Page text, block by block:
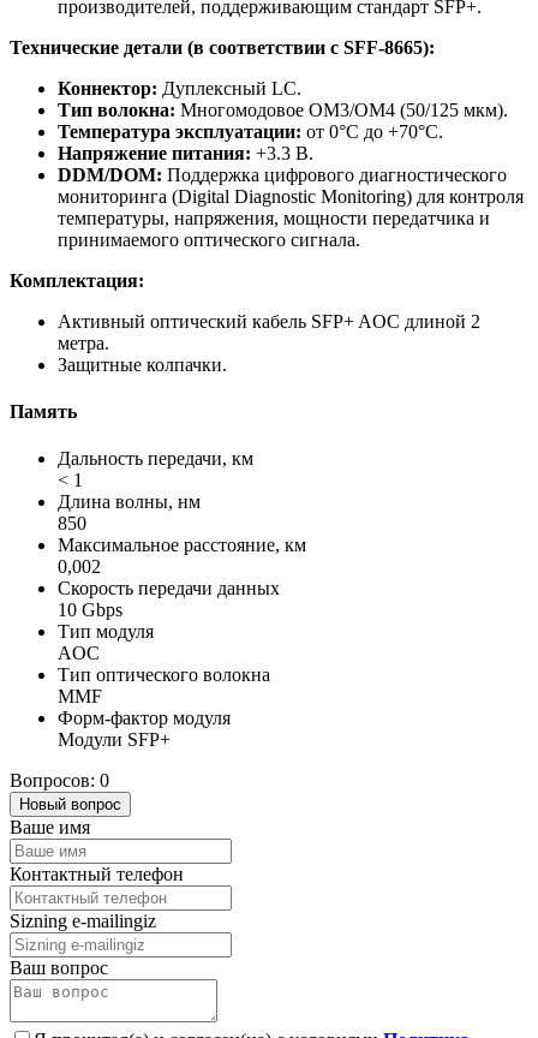
производителей, поддерживающим стандарт SFP+.
Технические детали (в соответствии с SFF-8665):
Коннектор: Дуплексный LC.
Тип волокна: Многомодовое OM3/OM4 (50/125 мкм).
Температура эксплуатации: от 0°C до +70°C.
Напряжение питания: +3.3 В.
DDM/DOM: Поддержка цифрового диагностического
мониторинга (Digital Diagnostic Monitoring) для контроля
температуры, напряжения, мощности передатчика и
принимаемого оптического сигнала.
Комплектация:
Активный оптический кабель SFP+ AOC длиной 2
метра.
Защитные колпачки.
Память
Дальность передачи, км
< 1
Длина волны, нм
850
Максимальное расстояние, км
0,002
Скорость передачи данных
10 Gbps
Тип модуля
AOC
Тип оптического волокна
MMF
Форм-фактор модуля
Модули SFP+
Вопросов: 0
Новый вопрос
Ваше имя
Контактный телефон
Sizning e-mailingiz
Ваш вопрос